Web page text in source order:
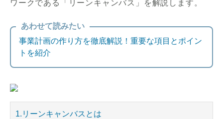
ワークである「リーンキャンバス」を解説します。
あわせて読みたい
事業計画の作り方を徹底解説！重要な項目とポイン
トを紹介
1.リーンキャンバスとは